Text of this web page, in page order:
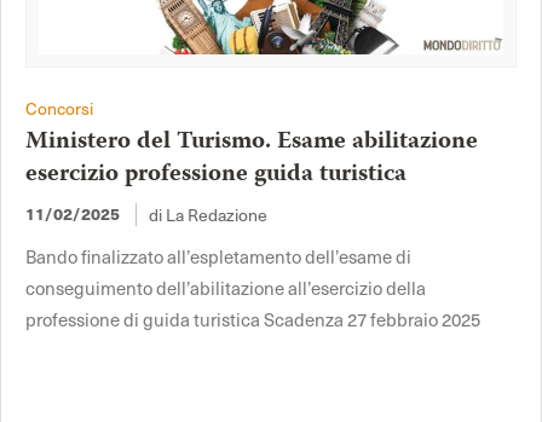
Concorsi
Ministero del Turismo. Esame abilitazione
esercizio professione guida turistica
11/02/2025 di La Redazione
Bando finalizzato all’espletamento dell’esame di
conseguimento dell’abilitazione all’esercizio della
professione di guida turistica Scadenza 27 febbraio 2025